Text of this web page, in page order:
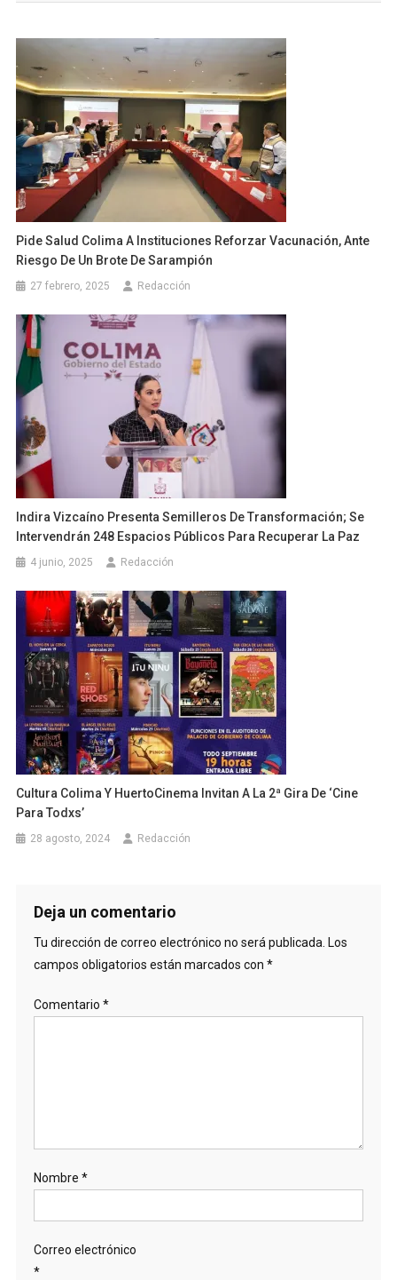
Pide Salud Colima A Instituciones Reforzar Vacunación, Ante
Riesgo De Un Brote De Sarampión
27 febrero, 2025 Redacción
Indira Vizcaíno Presenta Semilleros De Transformación; Se
Intervendrán 248 Espacios Públicos Para Recuperar La Paz
4 junio, 2025 Redacción
Cultura Colima Y HuertoCinema Invitan A La 2ª Gira De ‘Cine
Para Todxs’
28 agosto, 2024 Redacción
Deja un comentario
Tu dirección de correo electrónico no será publicada. Los
campos obligatorios están marcados con *
Comentario *
Nombre *
Correo electrónico
*